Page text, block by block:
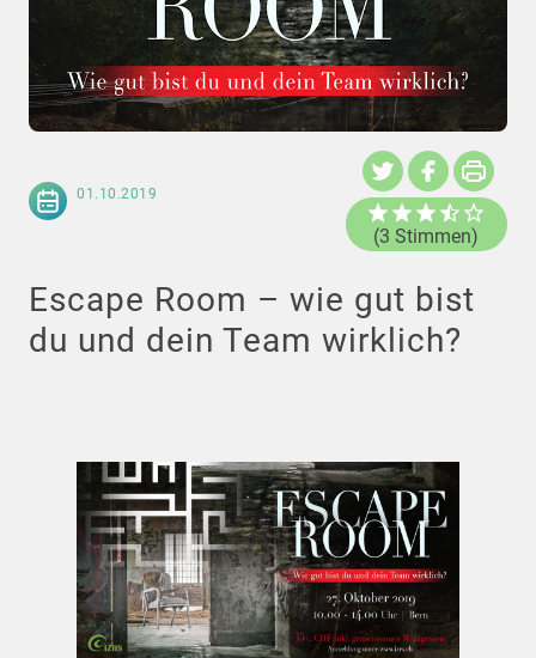
01.10.2019
(3 Stimmen)
Escape Room – wie gut bist
du und dein Team wirklich?